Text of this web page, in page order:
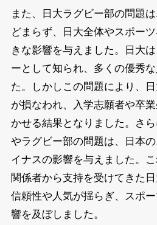
また、日大ラグビー部の問題
どまらず、日大全体やスポー
きな影響を与えました。日大
ーとして知られ、多くの優秀
た。しかしこの問題により、
が損なわれ、入学志願者や卒
かせる結果となりました。さ
やラグビー部の問題は、日本
イナスの影響を与えました。
関係者から支持を受けてきた
信頼性や人気が揺らぎ、スポ
響を及ぼしました。